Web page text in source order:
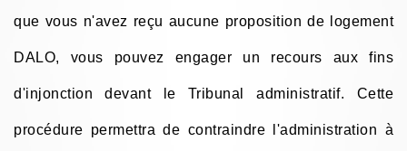
que vous n'avez reçu aucune proposition de logement
DALO, vous pouvez engager un recours aux fins
d'injonction devant le Tribunal administratif. Cette
procédure permettra de contraindre l'administration à